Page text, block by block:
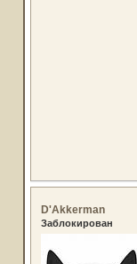
D'Akkerman
Заблокирован